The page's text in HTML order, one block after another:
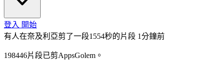
登入 開始
有人在奈及利亞剪了一段1554秒的片段 1分鐘前
198446片段已剪AppsGolem。